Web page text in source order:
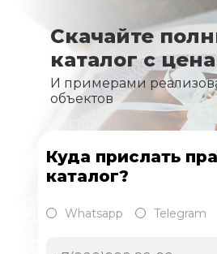
Скачайте
каталог с
И примерами
объектов
Куда прислать
каталог?
Whatsapp Telegram